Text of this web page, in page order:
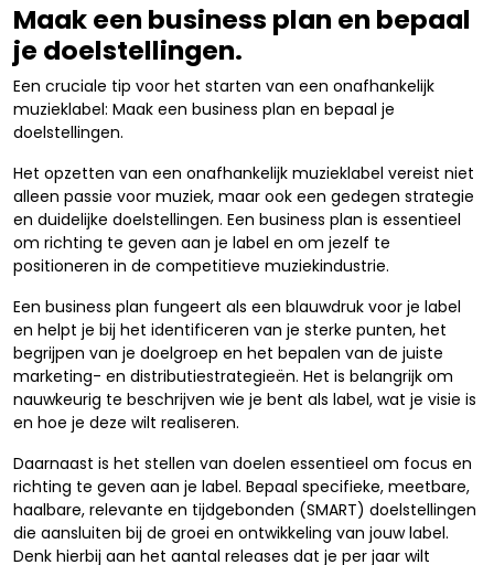
Maak een business plan en bepaal
je doelstellingen.
Een cruciale tip voor het starten van een onafhankelijk
muzieklabel: Maak een business plan en bepaal je
doelstellingen.
Het opzetten van een onafhankelijk muzieklabel vereist niet
alleen passie voor muziek, maar ook een gedegen strategie
en duidelijke doelstellingen. Een business plan is essentieel
om richting te geven aan je label en om jezelf te
positioneren in de competitieve muziekindustrie.
Een business plan fungeert als een blauwdruk voor je label
en helpt je bij het identificeren van je sterke punten, het
begrijpen van je doelgroep en het bepalen van de juiste
marketing- en distributiestrategieën. Het is belangrijk om
nauwkeurig te beschrijven wie je bent als label, wat je visie is
en hoe je deze wilt realiseren.
Daarnaast is het stellen van doelen essentieel om focus en
richting te geven aan je label. Bepaal specifieke, meetbare,
haalbare, relevante en tijdgebonden (SMART) doelstellingen
die aansluiten bij de groei en ontwikkeling van jouw label.
Denk hierbij aan het aantal releases dat je per jaar wilt